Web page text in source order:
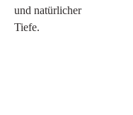
und natürlicher
Tiefe.